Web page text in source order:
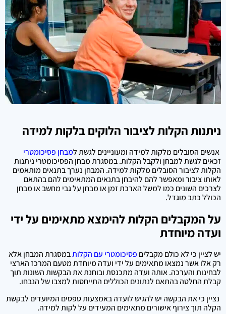
ניתנות הקלות לציבור הלוקים בלקות למידה
אנשים הסובלים מלקות למידה ומעוניינים לגשת למבחן פסיכומטרי
זכאים לגשת למבחן ולקבל הקלות. במסגרת מבחן הפסיכומטרי ניתנות
הקלות לציבור הסובלים מלקות למידה. המבחן נערך בתנאים מותאמים
לאותו ציבור ומאפשר להם להיבחן בתנאים המתאימים להם בהתאם
לצרכים השונים כמו למשל הארכת זמן או מבחן על גבי מחשב או מבחן
הכולל כתב מוגדל.
על המקבלים הקלות להימצא מתאימים על ידי
ועדה מיוחדת
יש לציין כי לא כולם מקבלים פסיכומטרי עם הקלותבמסגרת המבחן אלא
רק אלו אשר נמצאו מתאימים על ידי ועדה מיוחדת מטעם המרכז הארצי
לבחינות והערכה. אותה ועדה מתכנסת ובוחנת את הבקשות השונות תוך
קבלת החלטה בהתאם לנתונים הכוללים התייחסות למצבו של הנבחו.
נציין כי את הבקשה יש להגיש לועדה באמצעות טפסים המיועדים לבקשת
הקלה תוך צירוף אישורים מתאימים המעידים על לקות למידה.